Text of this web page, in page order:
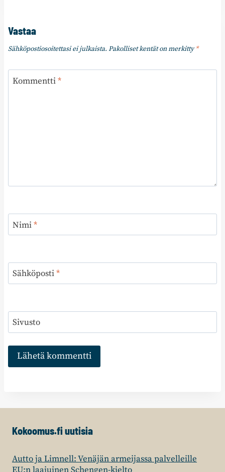
Vastaa
Sähköpostiosoitettasi ei julkaista. Pakolliset kentät on merkitty*
Kommentti*
Nimi*
Sähköposti*
Sivusto
Kokoomus.fi uutisia
Autto ja Limnell: Venäjän armeijassa palvelleille